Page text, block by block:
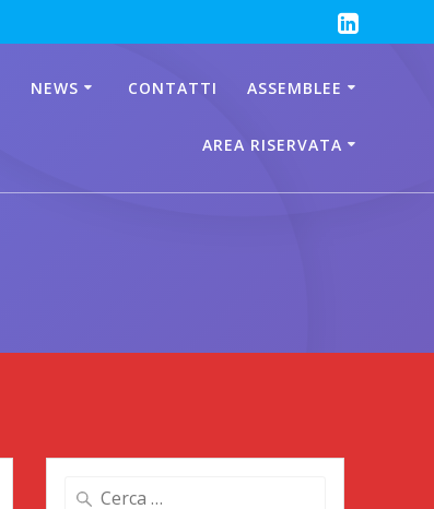
NEWS CONTATTI ASSEMBLEE
AREA RISERVATA
Ricerca